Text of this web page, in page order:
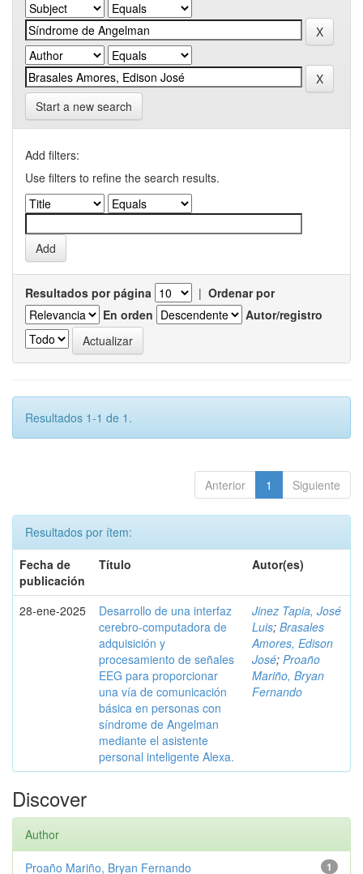
Start a new search
Add filters:
Use filters to refine the search results.
Resultados por página | Ordenar por
En orden
Autor/registro
Resultados 1-1 de 1.
Anterior 1 Siguiente
Resultados por ítem:
Fecha de
publicación
Título Autor(es)
28-ene-2025
Desarrollo de una interfaz
cerebro-computadora de
adquisición y
procesamiento de señales
EEG para proporcionar
una vía de comunicación
básica en personas con
síndrome de Angelman
mediante el asistente
personal inteligente Alexa.
Jinez Tapia, José
Luis; Brasales
Amores, Edison
José; Proaño
Mariño, Bryan
Fernando
Discover
Author
1
Proaño Mariño, Bryan Fernando